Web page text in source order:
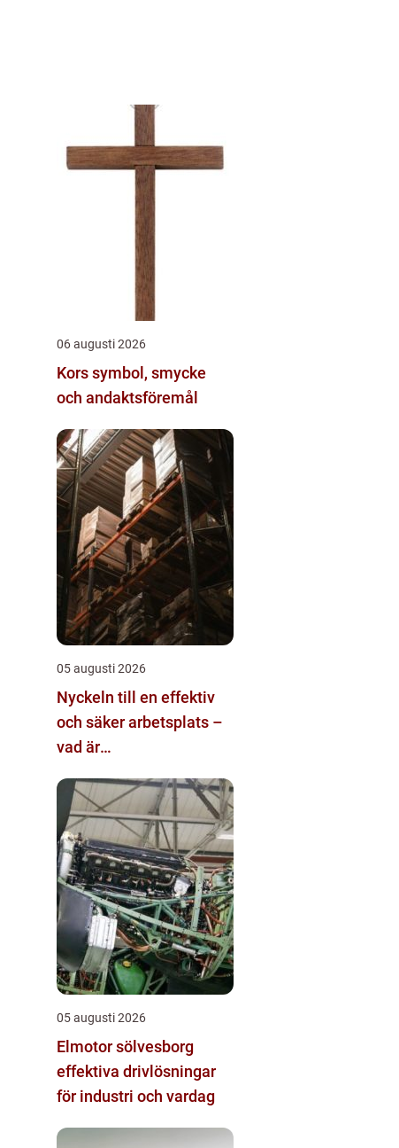
06 augusti 2026
Kors symbol, smycke
och andaktsföremål
05 augusti 2026
Nyckeln till en effektiv
och säker arbetsplats –
vad är
05 augusti 2026
Elmotor sölvesborg
effektiva drivlösningar
för industri och vardag